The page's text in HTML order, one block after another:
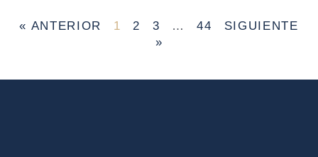
« ANTERIOR 1 2 3 … 44
SIGUIENTE
»